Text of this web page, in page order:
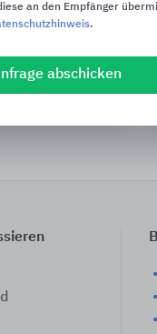
an den Empfänger
.
abschicken